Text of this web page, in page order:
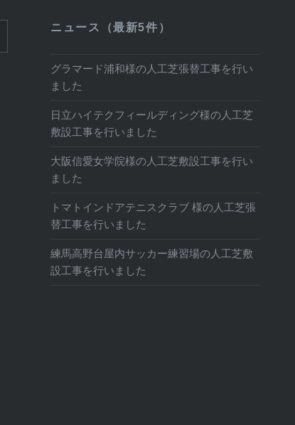
ニュース（最新5件）
グラマード浦和様の人工芝張替工事を行い
ました
日立ハイテクフィールディング様の人工芝
敷設工事を行いました
大阪信愛女学院様の人工芝敷設工事を行い
ました
トマトインドアテニスクラブ 様の人工芝張
替工事を行いました
練馬高野台屋内サッカー練習場の人工芝敷
設工事を行いました